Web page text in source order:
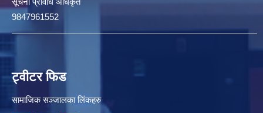
9847961552
ट्वीटर फिड
सामाजिक सञ्जालका लिंकहरु